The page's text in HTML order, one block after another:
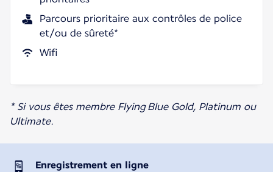
Parcours prioritaire aux contrôles de police
et/ou de sûreté*
Wifi
* Si vous êtes membre Flying Blue Gold, Platinum ou
Ultimate.
Enregistrement en ligne